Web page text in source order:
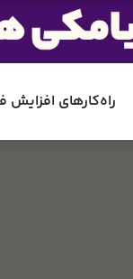
راه‌کارهای